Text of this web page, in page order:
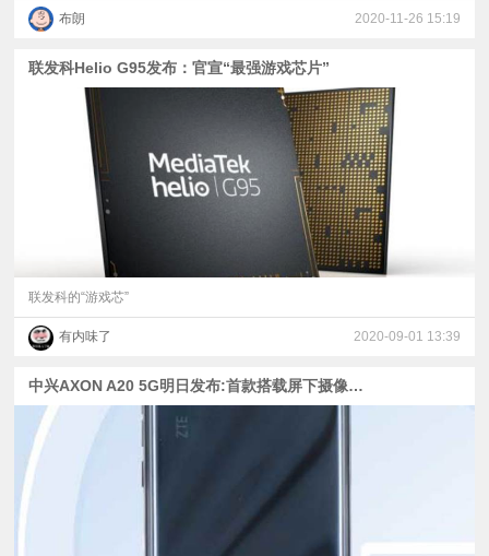
布朗 2020-11-26 15:19
联发科Helio G95发布：官宣“最强游戏芯片”
联发科的“游戏芯”
有内味了 2020-09-01 13:39
中兴AXON A20 5G明日发布:首款搭载屏下摄像头的量产手机